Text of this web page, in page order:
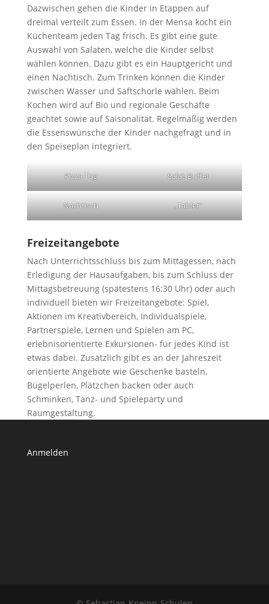
Dazwischen gehen die Kinder in Etappen auf
dreimal verteilt zum Essen. In der Mensa kocht ein
Küchenteam jeden Tag frisch. Es gibt eine gute
Auswahl von Salaten, welche die Kinder selbst
wählen können. Dazu gibt es ein Hauptgericht und
einen Nachtisch. Zum Trinken können die Kinder
zwischen Wasser und Saftschorle wählen. Beim
Kochen wird auf Bio und regionale Geschäfte
geachtet sowie auf Saisonalität. Regelmäßig werden
die Essenswünsche der Kinder nachgefragt und in
den Speiseplan integriert.
Pizza-Tag Salat-Buffet
Nachtisch „Tablet“
Freizeitangebote
Nach Unterrichtsschluss bis zum Mittagessen, nach
Erledigung der Hausaufgaben, bis zum Schluss der
Mittagsbetreuung (spätestens 16:30 Uhr) oder auch
individuell bieten wir Freizeitangebote: Spiel,
Aktionen im Kreativbereich, Individualspiele,
Partnerspiele, Lernen und Spielen am PC,
erlebnisorientierte Exkursionen- für jedes Kind ist
etwas dabei. Zusätzlich gibt es an der Jahreszeit
orientierte Angebote wie Geschenke basteln,
Bügelperlen, Plätzchen backen oder auch
Schminken, Tanz- und Spieleparty und
Raumgestaltung.
Anmelden